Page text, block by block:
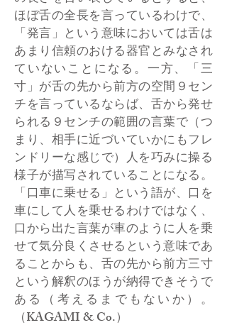
ほぼ舌の全長を言っているわけで、
「発言」という意味においては舌は
あまり信頼のおける器官とみなされ
ていないことになる。一方、「三
寸」が舌の先から前方の空間９セン
チを言っているならば、舌から発せ
られる９センチの範囲の言葉で（つ
まり、相手に近づいていかにもフレ
ンドリーな感じで）人を巧みに操る
様子が描写されていることになる。
「口車に乗せる」という語が、口を
車にして人を乗せるわけではなく、
口から出た言葉が車のように人を乗
せて気分良くさせるという意味であ
ることからも、舌の先から前方三寸
という解釈のほうが納得できそうで
ある（考えるまでもないか）。
（KAGAMI & Co.）